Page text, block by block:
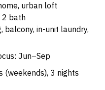
urban loft
2 bath
balcony, in-unit laundry,
Jun–Sep
(weekends), 3 nights